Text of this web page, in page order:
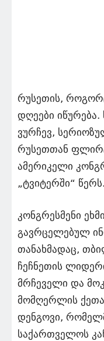
რუსეთის,
დღეები
ვურჩევ,
რუსეთთან
ამერიკელი
„ტვიტერში“ წერს.
კონგრესმენი
გავრცელებულ
თანახმადაც,
ჩეჩნეთის
მრჩეველი და
მომღერლის
დენგოვი,
საქართველოს